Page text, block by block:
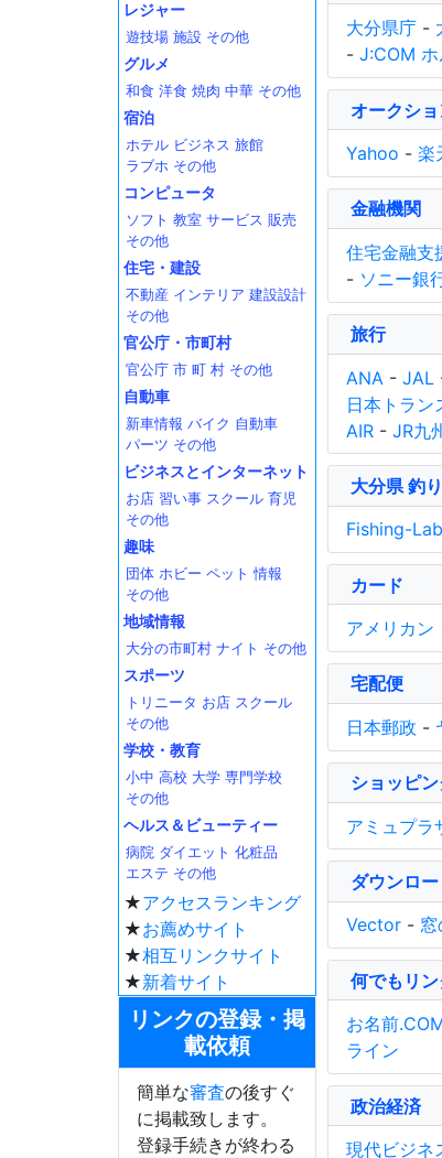
レジャー
遊技場 施設 その他
グルメ
和食 洋食 焼肉 中華 その他
宿泊
ホテル ビジネス 旅館
ラブホ その他
コンピュータ
ソフト 教室 サービス 販売
その他
住宅・建設
不動産 インテリア 建設設計
その他
官公庁・市町村
官公庁 市 町 村 その他
自動車
新車情報 バイク 自動車
パーツ その他
ビジネスとインターネット
お店 習い事 スクール 育児
その他
趣味
団体 ホビー ペット 情報
その他
地域情報
大分の市町村 ナイト その他
スポーツ
トリニータ お店 スクール
その他
学校・教育
小中 高校 大学 専門学校
その他
ヘルス＆ビューティー
病院 ダイエット 化粧品
エステ その他
★アクセスランキング
★お薦めサイト
★相互リンクサイト
★新着サイト
リンクの登録・掲
載依頼
簡単な審査の後すぐ
に掲載致します。
登録手続きが終わる
大分県庁 -
- J:COM
オークシ
Yahoo - 楽
金融機関
住宅金融支
- ソニー銀
旅行
ANA - JAL
日本トラン
AIR - JR九
大分県 釣
Fishing-
カード
アメリカン
宅配便
日本郵政 -
ショッピ
アミュプラ
ダウンロー
Vector - 窓
何でもリン
お名前
ライン
政治経済
現代ビジネ